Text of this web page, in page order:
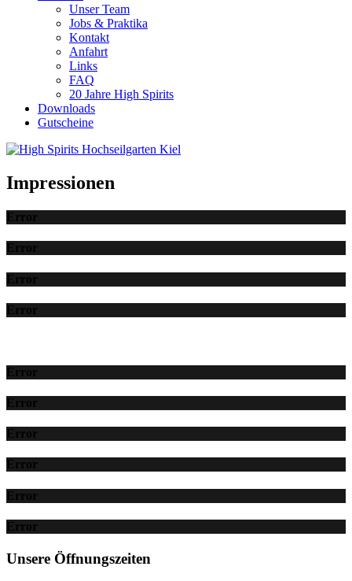
Unser Team
Jobs & Praktika
Kontakt
Anfahrt
Links
FAQ
20 Jahre High Spirits
Downloads
Gutscheine
Impressionen
Error
Error
Error
Error
Error
Error
Error
Error
Error
Error
Unsere Öffnungszeiten